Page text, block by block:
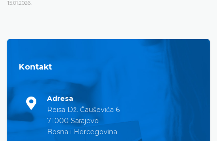
15.01.2026.
Kontakt
Adresa
Reisa Dž. Čauševića 6
71000 Sarajevo
Bosna i Hercegovina